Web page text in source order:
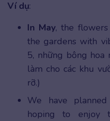
Ví dụ:
In May, the
the gardens with
5, những bông hoa
làm cho các khu
rỡ.)
We have
hoping to enjoy